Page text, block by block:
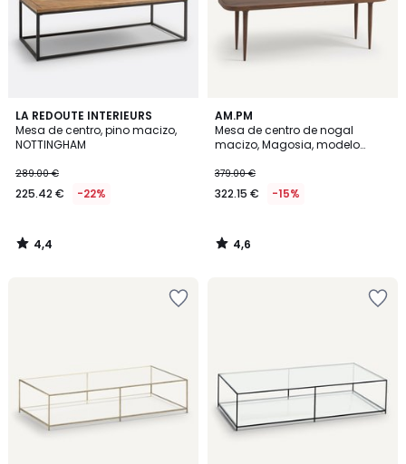
LA REDOUTE INTERIEURS
Mesa de centro, pino macizo,
NOTTINGHAM
289.00 €
225.42 € -22%
4,4
/ 5
4,4
/
AM.PM
Mesa de centro de nogal
macizo, Magosia, modelo
379.00 €
322.15 € -15%
4,6
/ 5
4,6
/